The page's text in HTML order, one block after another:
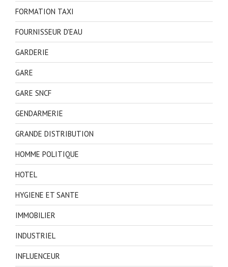
FORMATION TAXI
FOURNISSEUR D'EAU
GARDERIE
GARE
GARE SNCF
GENDARMERIE
GRANDE DISTRIBUTION
HOMME POLITIQUE
HOTEL
HYGIENE ET SANTE
IMMOBILIER
INDUSTRIEL
INFLUENCEUR